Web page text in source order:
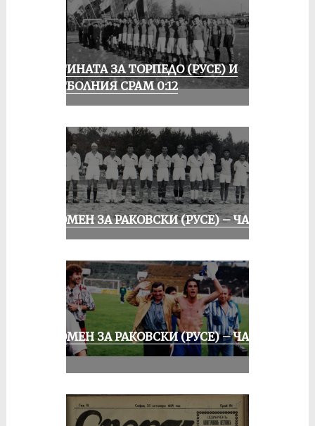
ИСТИНАТА ЗА ТОРПЕДО (РУСЕ) И
ФУТБОЛНИЯ СРАМ 0:12
СПОМЕН ЗА РАКОВСКИ (РУСЕ) – ЧАСТ I
СПОМЕН ЗА РАКОВСКИ (РУСЕ) – ЧАСТ